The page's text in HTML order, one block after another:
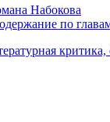
Набокова
по